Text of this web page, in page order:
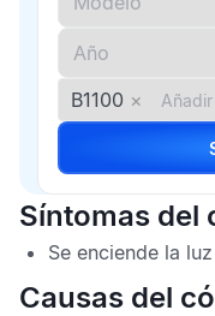
B1100 ×
Síntomas del
Se enciende la
Causas del